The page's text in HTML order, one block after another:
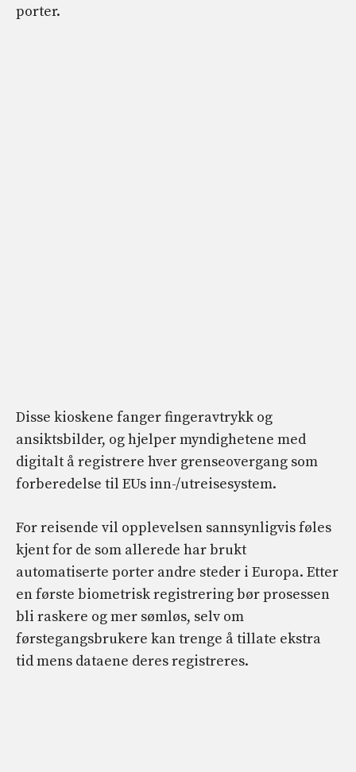
porter.
Disse kioskene fanger fingeravtrykk og
ansiktsbilder, og hjelper myndighetene med
digitalt å registrere hver grenseovergang som
forberedelse til EUs inn-/utreisesystem.
For reisende vil opplevelsen sannsynligvis føles
kjent for de som allerede har brukt
automatiserte porter andre steder i Europa. Etter
en første biometrisk registrering bør prosessen
bli raskere og mer sømløs, selv om
førstegangsbrukere kan trenge å tillate ekstra
tid mens dataene deres registreres.